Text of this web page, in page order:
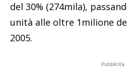
del 30% (274mila),
unità alle oltre 1milione
2005.
Pubblicità